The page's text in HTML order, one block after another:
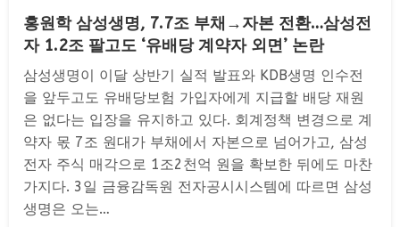
홍원학 삼성생명, 7.7조 부채→자본 전환…삼성전
자 1.2조 팔고도 ‘유배당 계약자 외면’ 논란
삼성생명이 이달 상반기 실적 발표와 KDB생명 인수전
을 앞두고도 유배당보험 가입자에게 지급할 배당 재원
은 없다는 입장을 유지하고 있다. 회계정책 변경으로 계
약자 몫 7조 원대가 부채에서 자본으로 넘어가고, 삼성
전자 주식 매각으로 1조2천억 원을 확보한 뒤에도 마찬
가지다. 3일 금융감독원 전자공시시스템에 따르면 삼성
생명은 오는…